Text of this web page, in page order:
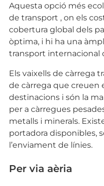
Aquesta opció més
de transport , on els
cobertura global dels
òptima, i hi ha una
transport internacional
Els vaixells de càrrega
de càrrega que creuen
destinacions i són la
per a càrregues
metalls i minerals.
portadora disponibles,
l’enviament de línies.
Per via aèria